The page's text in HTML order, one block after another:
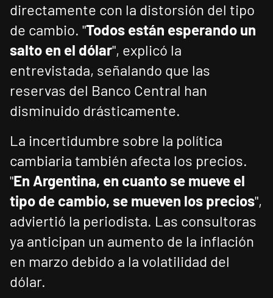
directamente con la distorsión del tipo
de cambio. "Todos están esperando un
salto en el dólar", explicó la
entrevistada, señalando que las
reservas del Banco Central han
disminuido drásticamente.
La incertidumbre sobre la política
cambiaria también afecta los precios.
"En Argentina, en cuanto se mueve el
tipo de cambio, se mueven los precios",
adviertió la periodista. Las consultoras
ya anticipan un aumento de la inflación
en marzo debido a la volatilidad del
dólar.